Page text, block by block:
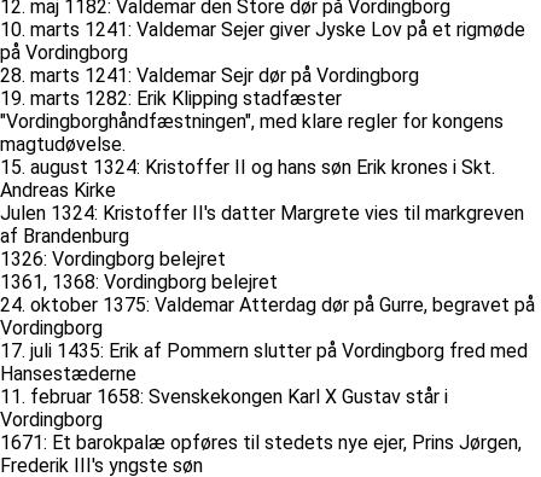
12. maj 1182: Valdemar den Store dør på Vordingborg
10. marts 1241: Valdemar Sejer giver Jyske Lov på et rigmøde
på Vordingborg
28. marts 1241: Valdemar Sejr dør på Vordingborg
19. marts 1282: Erik Klipping stadfæster
"Vordingborghåndfæstningen", med klare regler for kongens
magtudøvelse.
15. august 1324: Kristoffer II og hans søn Erik krones i Skt.
Andreas Kirke
Julen 1324: Kristoffer II's datter Margrete vies til markgreven
af Brandenburg
1326: Vordingborg belejret
1361, 1368: Vordingborg belejret
24. oktober 1375: Valdemar Atterdag dør på Gurre, begravet på
Vordingborg
17. juli 1435: Erik af Pommern slutter på Vordingborg fred med
Hansestæderne
11. februar 1658: Svenskekongen Karl X Gustav står i
Vordingborg
1671: Et barokpalæ opføres til stedets nye ejer, Prins Jørgen,
Frederik III's yngste søn